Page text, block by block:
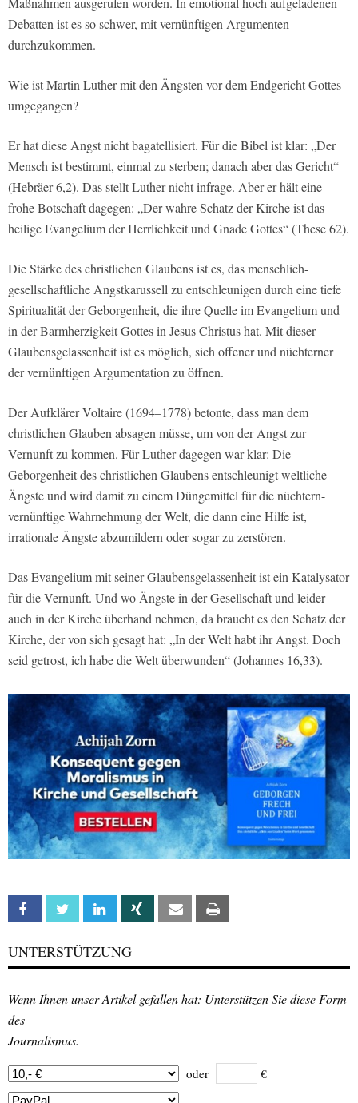
Debatten ist es so schwer, mit vernünftigen Argumenten
durchzukommen.
Wie ist Martin Luther mit den Ängsten vor dem Endgericht Gottes
umgegangen?
Er hat diese Angst nicht bagatellisiert. Für die Bibel ist klar: „Der
Mensch ist bestimmt, einmal zu sterben; danach aber das Gericht“
(Hebräer 6,2). Das stellt Luther nicht infrage. Aber er hält eine
frohe Botschaft dagegen: „Der wahre Schatz der Kirche ist das
heilige Evangelium der Herrlichkeit und Gnade Gottes“ (These 62).
Die Stärke des christlichen Glaubens ist es, das menschlich-
gesellschaftliche Angstkarussell zu entschleunigen durch eine tiefe
Spiritualität der Geborgenheit, die ihre Quelle im Evangelium und
in der Barmherzigkeit Gottes in Jesus Christus hat. Mit dieser
Glaubensgelassenheit ist es möglich, sich offener und nüchterner
der vernünftigen Argumentation zu öffnen.
Der Aufklärer Voltaire (1694–1778) betonte, dass man dem
christlichen Glauben absagen müsse, um von der Angst zur
Vernunft zu kommen. Für Luther dagegen war klar: Die
Geborgenheit des christlichen Glaubens entschleunigt weltliche
Ängste und wird damit zu einem Düngemittel für die nüchtern-
vernünftige Wahrnehmung der Welt, die dann eine Hilfe ist,
irrationale Ängste abzumildern oder sogar zu zerstören.
Das Evangelium mit seiner Glaubensgelassenheit ist ein Katalysator
für die Vernunft. Und wo Ängste in der Gesellschaft und leider
auch in der Kirche überhand nehmen, da braucht es den Schatz der
Kirche, der von sich gesagt hat: „In der Welt habt ihr Angst. Doch
seid getrost, ich habe die Welt überwunden“ (Johannes 16,33).
Facebook Twitter Linkedin Xing Email
UNTERSTÜTZUNG
Wenn Ihnen unser Artikel gefallen hat: Unterstützen Sie diese Form
des
Journalismus.
oder €